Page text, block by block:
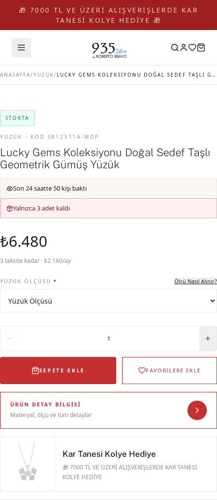
🎁 7000 TL VE ÜZERİ ALIŞVERİŞLERDE KAR
TANESİ KOLYE HEDİYE 🎁
ANASAYFA/YÜZÜK/ LUCKY GEMS KOLEKSIYONU DOĞAL SEDEF TAŞLI GEOMETRIK GÜMÜŞ YÜZÜK
STOKTA
YÜZÜK · KOD SR12511A-MOP
Lucky Gems Koleksiyonu Doğal Sedef Taşlı
Geometrik Gümüş Yüzük
Son 24 saatte 50 kişi baktı
Yalnızca 3 adet kaldı
₺6.480
3 taksite kadar · ₺2.160/ay
YÜZÜK ÖLÇÜSÜ * Ölçü Nasıl Alınır?
1
SEPETE EKLE FAVORİLERE EKLE
ÜRÜN DETAY BILGISI
Materyal, ölçü ve tüm detaylar
Kar Tanesi Kolye Hediye
🎁 7000 TL VE ÜZERİ ALIŞVERİŞLERDE KAR TANESİ
KOLYE HEDİYE